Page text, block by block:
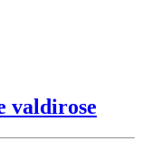
valdirose